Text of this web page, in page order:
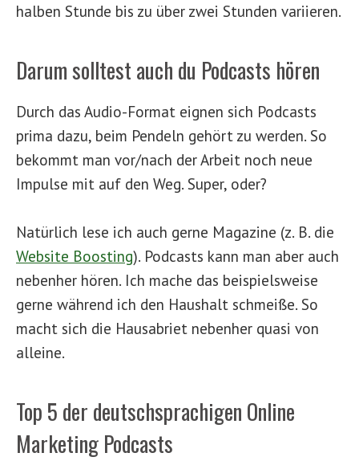
halben Stunde bis zu über zwei Stunden variieren.
Darum solltest auch du Podcasts hören
Durch das Audio-Format eignen sich Podcasts
prima dazu, beim Pendeln gehört zu werden. So
bekommt man vor/nach der Arbeit noch neue
Impulse mit auf den Weg. Super, oder?
Natürlich lese ich auch gerne Magazine (z. B. die
Website Boosting). Podcasts kann man aber auch
nebenher hören. Ich mache das beispielsweise
gerne während ich den Haushalt schmeiße. So
macht sich die Hausabriet nebenher quasi von
alleine.
Top 5 der deutschsprachigen Online
Marketing Podcasts